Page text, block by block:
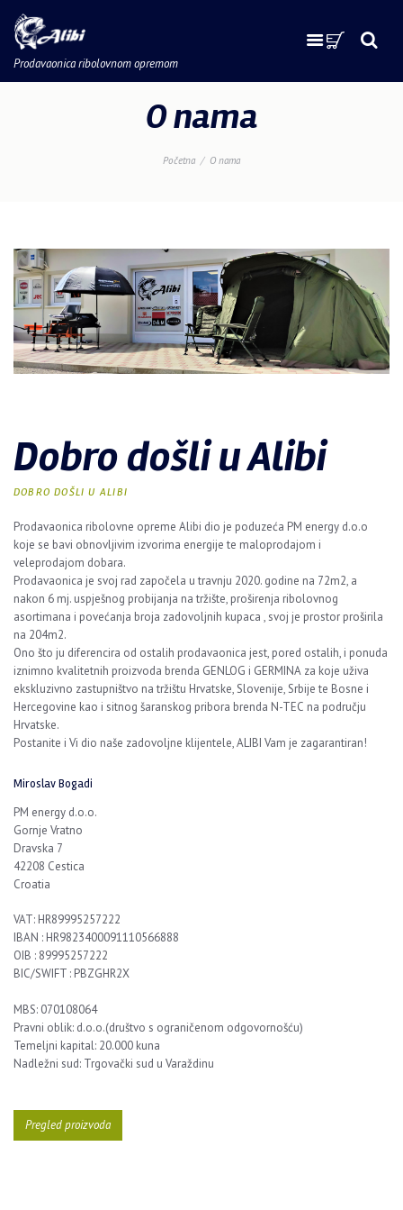
Prodavaonica ribolovnom opremom
O nama
Početna O nama
Dobro došli u Alibi
DOBRO DOŠLI U ALIBI
Prodavaonica ribolovne opreme Alibi dio je poduzeća PM energy d.o.o
koje se bavi obnovljivim izvorima energije te maloprodajom i
veleprodajom dobara.
Prodavaonica je svoj rad započela u travnju 2020. godine na 72m2, a
nakon 6 mj. uspješnog probijanja na tržište, proširenja ribolovnog
asortimana i povećanja broja zadovoljnih kupaca , svoj je prostor proširila
na 204m2.
Ono što ju diferencira od ostalih prodavaonica jest, pored ostalih, i ponuda
iznimno kvalitetnih proizvoda brenda GENLOG i GERMINA za koje uživa
ekskluzivno zastupništvo na tržištu Hrvatske, Slovenije, Srbije te Bosne i
Hercegovine kao i sitnog šaranskog pribora brenda N-TEC na području
Hrvatske.
Postanite i Vi dio naše zadovoljne klijentele,ALIBI Vam je zagarantiran!
Miroslav Bogadi
PM energy d.o.o.
Gornje Vratno
Dravska 7
42208 Cestica
Croatia
VAT: HR89995257222
IBAN : HR9823400091110566888
OIB : 89995257222
BIC/SWIFT : PBZGHR2X
MBS: 070108064
Pravni oblik: d.o.o.(društvo s ograničenom odgovornošću)
Temeljni kapital: 20.000 kuna
Nadležni sud: Trgovački sud u Varaždinu
Pregled proizvoda